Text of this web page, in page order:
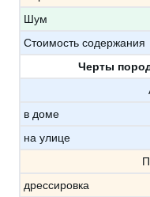
Шум
Стоимость содержания
Черты
в доме
на улице
дрессировка